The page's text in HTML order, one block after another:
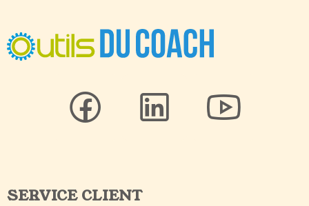
SERVICE CLIENT